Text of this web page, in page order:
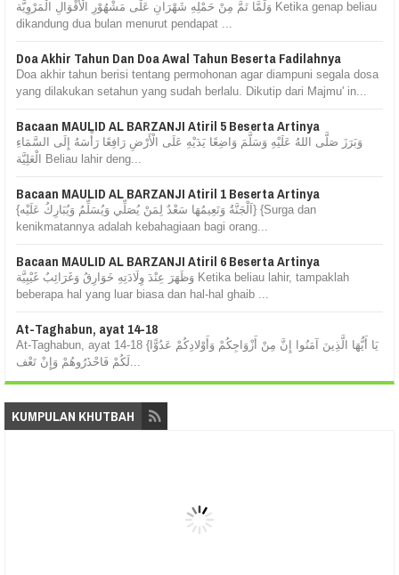
وَلَمَّا تَمَّ مِنْ حَمْلِهِ شَهْرَانِ عَلَى مَشْهُوْرِ الْأَقْوَالِ الْمَرْوِيَّة Ketika genap beliau
dikandung dua bulan menurut pendapat ...
Doa Akhir Tahun Dan Doa Awal Tahun Beserta Fadilahnya
Doa akhir tahun berisi tentang permohonan agar diampuni segala dosa
yang dilakukan setahun yang sudah berlalu. Dikutip dari Majmu' in...
Bacaan MAULID AL BARZANJI Atiril 5 Beserta Artinya
وَبَرَزَ صَلَّى اللهُ عَلَيْهِ وَسَلَّمَ وَاضِعًا يَدَيْهِ عَلَى الْأَرْضِ رَافِعًا رَأْسَهُ إِلَى السَّمَاءِ
الْعَلِيَّة Beliau lahir deng...
Bacaan MAULID AL BARZANJI Atiril 1 Beserta Artinya
{اَلْجَنَّةُ وَنَعِيمُهَا سَعْدٌ لِمَنْ يُصَلِّي وَيُسَلِّمُ وَيُبَارِكُ عَلَيْه} {Surga dan
kenikmatannya adalah kebahagiaan bagi orang...
Bacaan MAULID AL BARZANJI Atiril 6 Beserta Artinya
وَظَهَرَ عِنْدَ وِلَادَتِهِ خَوَارِقُ وَغَرَائِبُ غَيْبِيَّة Ketika beliau lahir, tampaklah
beberapa hal yang luar biasa dan hal-hal ghaib ...
At-Taghabun, ayat 14-18
At-Taghabun, ayat 14-18 {يَا أَيُّهَا الَّذِينَ آمَنُوا إِنَّ مِنْ أَزْوَاجِكُمْ وَأَوْلادِكُمْ عَدُوًّا
KUMPULAN KHUTBAH